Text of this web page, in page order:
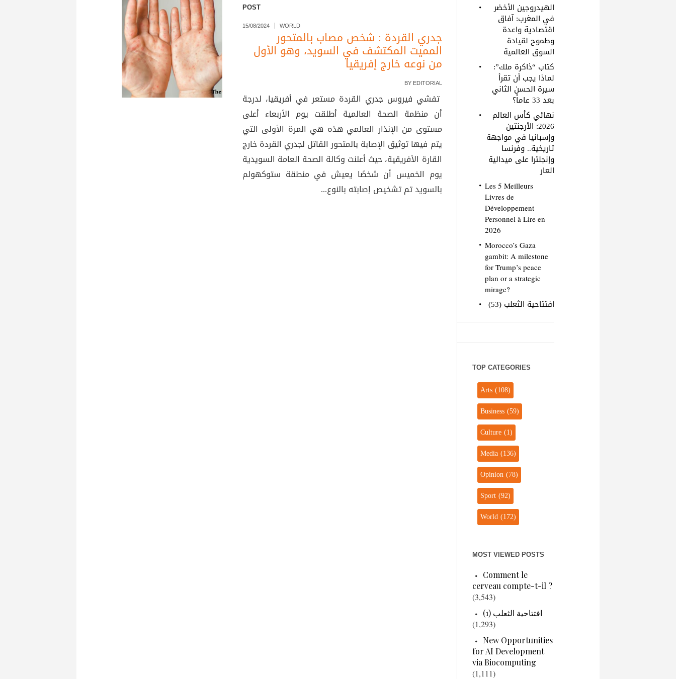
POST
15/08/2024 WORLD
جدري القردة : شخص مصاب بالمتحور
المميت المكتشف في السويد، وهو الأول
من نوعه خارج إفريقيا
BY EDITORIAL
تفشي فيروس جدري القردة مستعر في أفريقيا، لدرجة
أن منظمة الصحة العالمية أطلقت يوم الأربعاء أعلى
مستوى من الإنذار العالمي هذه هي المرة الأولى التي
يتم فيها توثيق الإصابة بالمتحور القاتل لجدري القردة خارج
القارة الأفريقية، حيث أعلنت وكالة الصحة العامة السويدية
يوم الخميس أن شخصًا يعيش في منطقة ستوكهولم
بالسويد تم تشخيص إصابته بالنوع...
الهيدروجين الأخضر
في المغرب: آفاق
اقتصادية واعدة
وطموح لقيادة
السوق العالمية
كتاب “ذاكرة ملك”:
لماذا يجب أن تقرأ
سيرة الحسن الثاني
بعد 33 عاماً؟
نهائي كأس العالم
2026: الأرجنتين
وإسبانيا في مواجهة
تاريخية.. وفرنسا
وإنجلترا على ميدالية
العار
Les 5 Meilleurs
Livres de
Développement
Personnel à Lire en
2026
Morocco’s Gaza
gambit: A milestone
for Trump’s peace
plan or a strategic
mirage?
افتتاحية الثعلب (53)
TOP CATEGORIES
Arts(108)
Business(59)
Culture(1)
Media(136)
Opinion(78)
Sport(92)
World(172)
MOST VIEWED POSTS
Comment le
cerveau compte-t-il ?
(3,543)
افتتاحية الثعلب (1)
(1,293)
New Opportunities
for AI Development
via Biocomputing
(1,111)